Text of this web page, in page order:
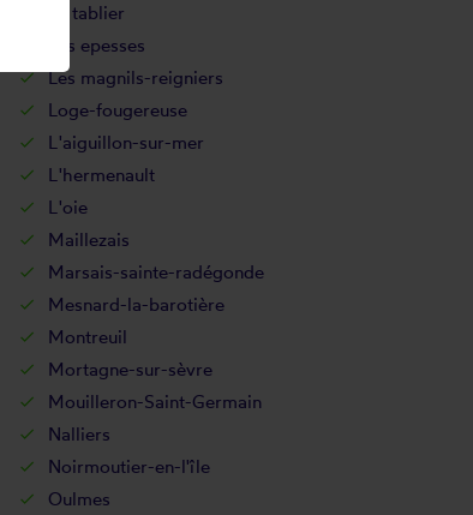
Le tablier
Les epesses
Les magnils-reigniers
Loge-fougereuse
L'aiguillon-sur-mer
L'hermenault
L'oie
Maillezais
Marsais-sainte-radégonde
Mesnard-la-barotière
Montreuil
Mortagne-sur-sèvre
Mouilleron-Saint-Germain
Nalliers
Noirmoutier-en-l'île
Oulmes